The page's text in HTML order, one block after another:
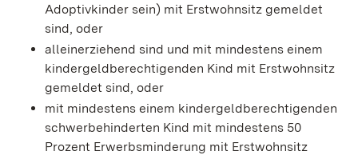
Adoptivkinder sein) mit Erstwohnsitz gemeldet
sind, oder
alleinerziehend sind und mit mindestens einem
kindergeldberechtigenden Kind mit Erstwohnsitz
gemeldet sind, oder
mit mindestens einem kindergeldberechtigenden
schwerbehinderten Kind mit mindestens 50
Prozent Erwerbsminderung mit Erstwohnsitz